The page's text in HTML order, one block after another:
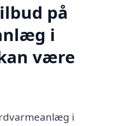
på
i
være
i